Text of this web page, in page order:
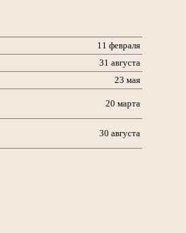
11 февраля
31 августа
23 мая
20 марта
30 августа